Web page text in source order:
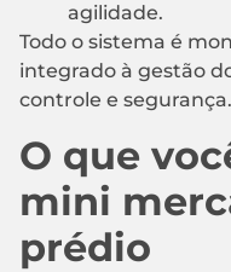
agilidade.
Todo o sistema é
integrado à gestão
controle e segurança.
O que
mini
prédio